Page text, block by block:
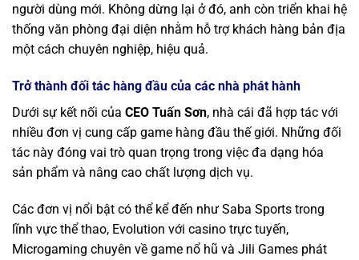
người dùng mới. Không dừng lại ở đó, anh còn triển khai hệ
thống văn phòng đại diện nhằm hỗ trợ khách hàng bản địa
một cách chuyên nghiệp, hiệu quả.
Trở thành đối tác hàng đầu của các nhà phát hành
Dưới sự kết nối của CEO Tuấn Sơn, nhà cái đã hợp tác với
nhiều đơn vị cung cấp game hàng đầu thế giới. Những đối
tác này đóng vai trò quan trọng trong việc đa dạng hóa
sản phẩm và nâng cao chất lượng dịch vụ.
Các đơn vị nổi bật có thể kể đến như Saba Sports trong
lĩnh vực thể thao, Evolution với casino trực tuyến,
Microgaming chuyên về game nổ hũ và Jili Games phát